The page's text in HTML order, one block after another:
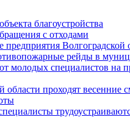
благоустройства
с отходами
Волгоградской
рейды в
молодых специалистов на
области проходят весенние